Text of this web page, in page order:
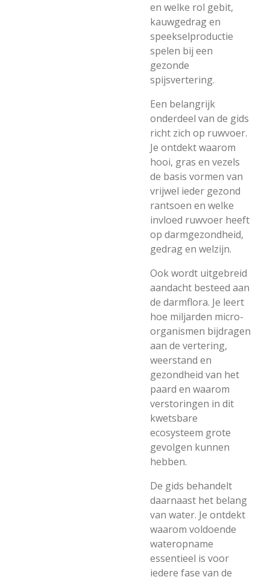
en welke rol gebit,
kauwgedrag en
speekselproductie
spelen bij een
gezonde
spijsvertering.
Een belangrijk
onderdeel van de gids
richt zich op ruwvoer.
Je ontdekt waarom
hooi, gras en vezels
de basis vormen van
vrijwel ieder gezond
rantsoen en welke
invloed ruwvoer heeft
op darmgezondheid,
gedrag en welzijn.
Ook wordt uitgebreid
aandacht besteed aan
de darmflora. Je leert
hoe miljarden micro-
organismen bijdragen
aan de vertering,
weerstand en
gezondheid van het
paard en waarom
verstoringen in dit
kwetsbare
ecosysteem grote
gevolgen kunnen
hebben.
De gids behandelt
daarnaast het belang
van water. Je ontdekt
waarom voldoende
wateropname
essentieel is voor
iedere fase van de